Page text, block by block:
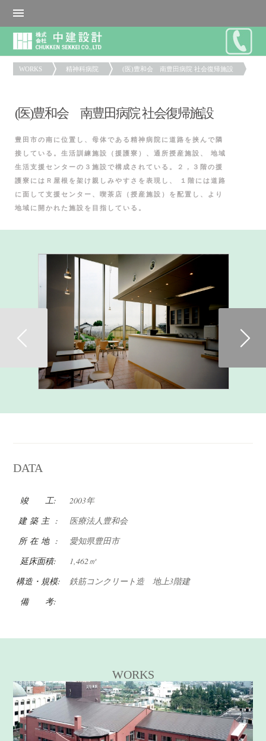
WORKS 精神科病院 (医)豊和会 南豊田病院 社会復帰施設
(医)豊和会 南豊田病院 社会復帰施設
豊田市の南に位置し、母体である精神病院に道路を挟んで隣
接している。生活訓練施設（援護寮）、通所授産施設、 地域
生活支援センターの３施設で構成されている。２，３階の援
護寮にはＲ屋根を架け親しみやすさを表現し、 １階には道路
に面して支援センター、喫茶店（授産施設）を配置し、より
地域に開かれた施設を目指している。
Previous
DATA
竣 工:
2003年
建 築 主 :
医療法人豊和会
所 在 地 :
愛知県豊田市
延床面積:
1,462㎡
構造・規模:
鉄筋コンクリート造 地上3階建
備 考:
WORKS